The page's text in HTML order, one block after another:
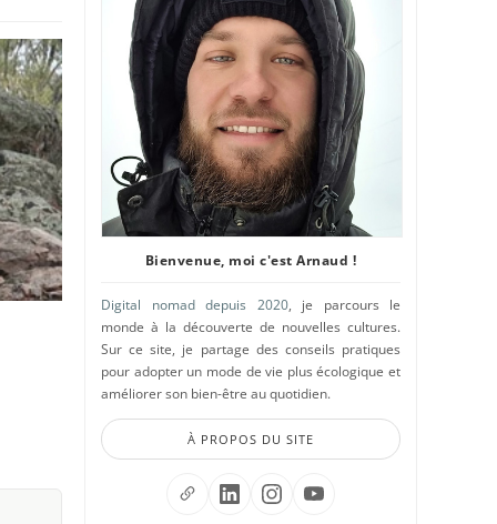
Bienvenue, moi c'est Arnaud !
Digital nomad depuis 2020, je parcours le
monde à la découverte de nouvelles cultures.
Sur ce site, je partage des conseils pratiques
pour adopter un mode de vie plus écologique et
améliorer son bien-être au quotidien.
À PROPOS DU SITE